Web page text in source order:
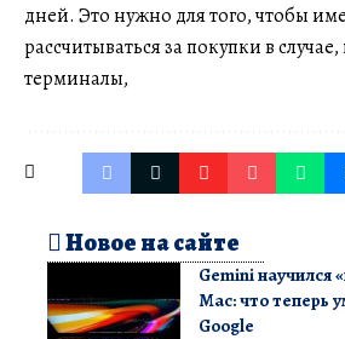
дней. Это нужно для того, чтобы
рассчитываться за покупки в
терминалы,
Новое на сайте
Gemini научился
Mac: что теперь
Google